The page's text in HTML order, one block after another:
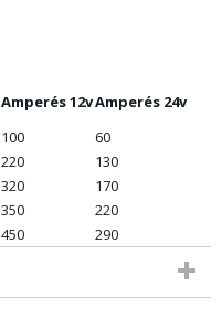
Amperés 12vAmperés 24v
100
60
220
130
320
170
350
220
450 290